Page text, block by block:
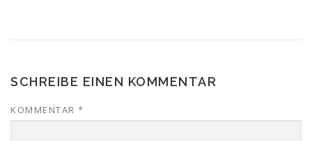
SCHREIBE EINEN KOMMENTAR
KOMMENTAR *